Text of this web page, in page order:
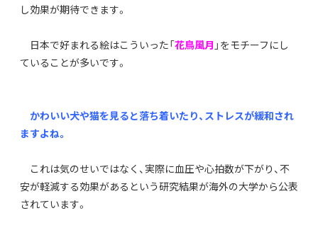
し効果が期待できます。
日本で好まれる絵はこういった「花鳥風月 」をモチーフにし
ていることが多いです。
かわいい犬や猫を見ると落ち着いたり、ストレスが緩和され
ますよね。
これは気のせいではなく、実際に血圧や心拍数が下がり、不
安が軽減する効果があるという研究結果が海外の大学から公表
されています。